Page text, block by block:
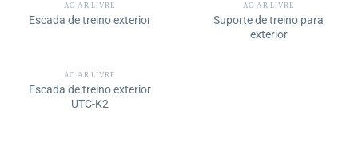
AO AR LIVRE
Escada de treino exterior
AO AR LIVRE
Suporte de treino para
exterior
AO AR LIVRE
Escada de treino exterior
UTC-K2